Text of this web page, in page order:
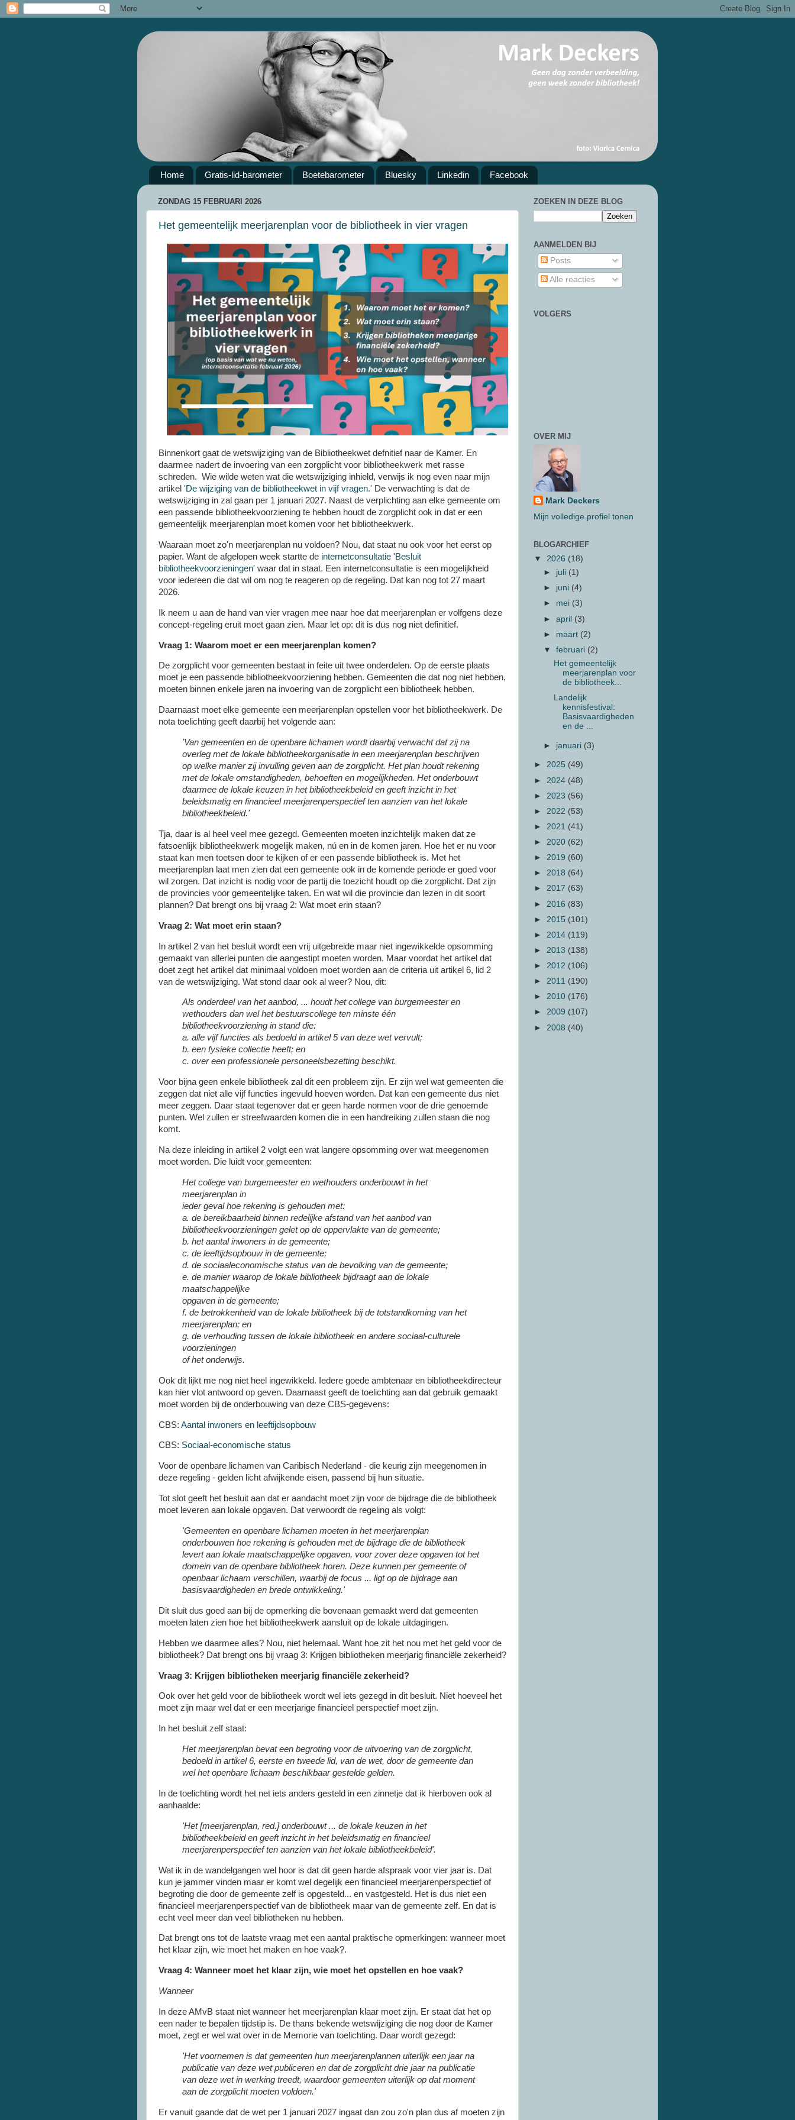
Home Gratis-lid-barometer Boetebarometer Bluesky Linkedin Facebook
ZONDAG 15 FEBRUARI 2026
Het gemeentelijk meerjarenplan voor de bibliotheek in vier vragen
Binnenkort gaat de wetswijziging van de Bibliotheekwet defnitief naar de Kamer. En
daarmee nadert de invoering van een zorgplicht voor bibliotheekwerk met rasse
schreden. Wie wilde weten wat die wetswijziging inhield, verwijs ik nog even naar mijn
artikel 'De wijziging van de bibliotheekwet in vijf vragen.' De verwachting is dat de
wetswijziging in zal gaan per 1 januari 2027. Naast de verplichting aan elke gemeente om
een passende bibliotheekvoorziening te hebben houdt de zorgplicht ook in dat er een
gemeentelijk meerjarenplan moet komen voor het bibliotheekwerk.
Waaraan moet zo'n meerjarenplan nu voldoen? Nou, dat staat nu ook voor het eerst op
papier. Want de afgelopen week startte de internetconsultatie 'Besluit
bibliotheekvoorzieningen' waar dat in staat. Een internetconsultatie is een mogelijkheid
voor iedereen die dat wil om nog te reageren op de regeling. Dat kan nog tot 27 maart
2026.
Ik neem u aan de hand van vier vragen mee naar hoe dat meerjarenplan er volfgens deze
concept-regeling eruit moet gaan zien. Maar let op: dit is dus nog niet definitief.
Vraag 1: Waarom moet er een meerjarenplan komen?
De zorgplicht voor gemeenten bestaat in feite uit twee onderdelen. Op de eerste plaats
moet je een passende bibliotheekvoorziening hebben. Gemeenten die dat nog niet hebben,
moeten binnen enkele jaren na invoering van de zorgplicht een bibliotheek hebben.
Daarnaast moet elke gemeente een meerjarenplan opstellen voor het bibliotheekwerk. De
nota toelichting geeft daarbij het volgende aan:
'Van gemeenten en de openbare lichamen wordt daarbij verwacht dat zij na
overleg met de lokale bibliotheekorganisatie in een meerjarenplan beschrijven
op welke manier zij invulling geven aan de zorgplicht. Het plan houdt rekening
met de lokale omstandigheden, behoeften en mogelijkheden. Het onderbouwt
daarmee de lokale keuzen in het bibliotheekbeleid en geeft inzicht in het
beleidsmatig en financieel meerjarenperspectief ten aanzien van het lokale
bibliotheekbeleid.'
Tja, daar is al heel veel mee gezegd. Gemeenten moeten inzichtelijk maken dat ze
fatsoenlijk bibliotheekwerk mogelijk maken, nú en in de komen jaren. Hoe het er nu voor
staat kan men toetsen door te kijken of er een passende bibliotheek is. Met het
meerjarenplan laat men zien dat een gemeente ook in de komende periode er goed voor
wil zorgen. Dat inzicht is nodig voor de partij die toezicht houdt op die zorgplicht. Dat zijn
de provincies voor gemeentelijke taken. En wat wil die provincie dan lezen in dit soort
plannen? Dat brengt ons bij vraag 2: Wat moet erin staan?
Vraag 2: Wat moet erin staan?
In artikel 2 van het besluit wordt een vrij uitgebreide maar niet ingewikkelde opsomming
gemaakt van allerlei punten die aangestipt moeten worden. Maar voordat het artikel dat
doet zegt het artikel dat minimaal voldoen moet worden aan de criteria uit artikel 6, lid 2
van de wetswijziging. Wat stond daar ook al weer? Nou, dit:
Als onderdeel van het aanbod, ... houdt het college van burgemeester en
wethouders dan wel het bestuurscollege ten minste één
bibliotheekvoorziening in stand die:
a. alle vijf functies als bedoeld in artikel 5 van deze wet vervult;
b. een fysieke collectie heeft; en
c. over een professionele personeelsbezetting beschikt.
Voor bijna geen enkele bibliotheek zal dit een probleem zijn. Er zijn wel wat gemeenten die
zeggen dat niet alle vijf functies ingevuld hoeven worden. Dat kan een gemeente dus niet
meer zeggen. Daar staat tegenover dat er geen harde normen voor de drie genoemde
punten. Wel zullen er streefwaarden komen die in een handreiking zullen staan die nog
komt.
Na deze inleiding in artikel 2 volgt een wat langere opsomming over wat meegenomen
moet worden. Die luidt voor gemeenten:
Het college van burgemeester en wethouders onderbouwt in het
meerjarenplan in
ieder geval hoe rekening is gehouden met:
a. de bereikbaarheid binnen redelijke afstand van het aanbod van
bibliotheekvoorzieningen gelet op de oppervlakte van de gemeente;
b. het aantal inwoners in de gemeente;
c. de leeftijdsopbouw in de gemeente;
d. de sociaaleconomische status van de bevolking van de gemeente;
e. de manier waarop de lokale bibliotheek bijdraagt aan de lokale
maatschappelijke
opgaven in de gemeente;
f. de betrokkenheid van de lokale bibliotheek bij de totstandkoming van het
meerjarenplan; en
g. de verhouding tussen de lokale bibliotheek en andere sociaal-culturele
voorzieningen
of het onderwijs.
Ook dit lijkt me nog niet heel ingewikkeld. Iedere goede ambtenaar en bibliotheekdirecteur
kan hier vlot antwoord op geven. Daarnaast geeft de toelichting aan dat gebruik gemaakt
moet worden bij de onderbouwing van deze CBS-gegevens:
CBS: Aantal inwoners en leeftijdsopbouw
CBS: Sociaal-economische status
Voor de openbare lichamen van Caribisch Nederland - die keurig zijn meegenomen in
deze regeling - gelden licht afwijkende eisen, passend bij hun situatie.
Tot slot geeft het besluit aan dat er aandacht moet zijn voor de bijdrage die de bibliotheek
moet leveren aan lokale opgaven. Dat verwoordt de regeling als volgt:
'Gemeenten en openbare lichamen moeten in het meerjarenplan
onderbouwen hoe rekening is gehouden met de bijdrage die de bibliotheek
levert aan lokale maatschappelijke opgaven, voor zover deze opgaven tot het
domein van de openbare bibliotheek horen. Deze kunnen per gemeente of
openbaar lichaam verschillen, waarbij de focus ... ligt op de bijdrage aan
basisvaardigheden en brede ontwikkeling.'
Dit sluit dus goed aan bij de opmerking die bovenaan gemaakt werd dat gemeenten
moeten laten zien hoe het bibliotheekwerk aansluit op de lokale uitdagingen.
Hebben we daarmee alles? Nou, niet helemaal. Want hoe zit het nou met het geld voor de
bibliotheek? Dat brengt ons bij vraag 3: Krijgen bibliotheken meerjarig financiële zekerheid?
Vraag 3: Krijgen bibliotheken meerjarig financiële zekerheid?
Ook over het geld voor de bibliotheek wordt wel iets gezegd in dit besluit. Niet hoeveel het
moet zijn maar wel dat er een meerjarige financieel perspectief moet zijn.
In het besluit zelf staat:
Het meerjarenplan bevat een begroting voor de uitvoering van de zorgplicht,
bedoeld in artikel 6, eerste en tweede lid, van de wet, door de gemeente dan
wel het openbare lichaam beschikbaar gestelde gelden.
In de toelichting wordt het net iets anders gesteld in een zinnetje dat ik hierboven ook al
aanhaalde:
'Het [meerjarenplan, red.] onderbouwt ... de lokale keuzen in het
bibliotheekbeleid en geeft inzicht in het beleidsmatig en financieel
meerjarenperspectief ten aanzien van het lokale bibliotheekbeleid'.
Wat ik in de wandelgangen wel hoor is dat dit geen harde afspraak voor vier jaar is. Dat
kun je jammer vinden maar er komt wel degelijk een financieel meerjarenperspectief of
begroting die door de gemeente zelf is opgesteld... en vastgesteld. Het is dus niet een
financieel meerjarenperspectief van de bibliotheek maar van de gemeente zelf. En dat is
echt veel meer dan veel bibliotheken nu hebben.
Dat brengt ons tot de laatste vraag met een aantal praktische opmerkingen: wanneer moet
het klaar zijn, wie moet het maken en hoe vaak?.
Vraag 4: Wanneer moet het klaar zijn, wie moet het opstellen en hoe vaak?
Wanneer
In deze AMvB staat niet wanneer het meerjarenplan klaar moet zijn. Er staat dat het op
een nader te bepalen tijdstip is. De thans bekende wetswijziging die nog door de Kamer
moet, zegt er wel wat over in de Memorie van toelichting. Daar wordt gezegd:
'Het voornemen is dat gemeenten hun meerjarenplannen uiterlijk een jaar na
publicatie van deze wet publiceren en dat de zorgplicht drie jaar na publicatie
van deze wet in werking treedt, waardoor gemeenten uiterlijk op dat moment
aan de zorgplicht moeten voldoen.'
Er vanuit gaande dat de wet per 1 januari 2027 ingaat dan zou zo'n plan dus af moeten zijn
ZOEKEN IN DEZE BLOG
AANMELDEN BIJ
Posts
Alle reacties
VOLGERS
OVER MIJ
Mark Deckers
Mijn volledige profiel tonen
BLOGARCHIEF
▼ 2026 (18)
► juli (1)
► juni (4)
► mei (3)
►april (3)
► maart (2)
▼februari (2)
Het gemeentelijk
meerjarenplan voor
de bibliotheek...
Landelijk
kennisfestival:
Basisvaardigheden
en de ...
► januari (3)
► 2025 (49)
► 2024 (48)
► 2023 (56)
► 2022 (53)
► 2021 (41)
► 2020 (62)
► 2019 (60)
► 2018 (64)
► 2017 (63)
► 2016 (83)
► 2015 (101)
► 2014 (119)
► 2013 (138)
► 2012 (106)
► 2011 (190)
► 2010 (176)
► 2009 (107)
► 2008 (40)